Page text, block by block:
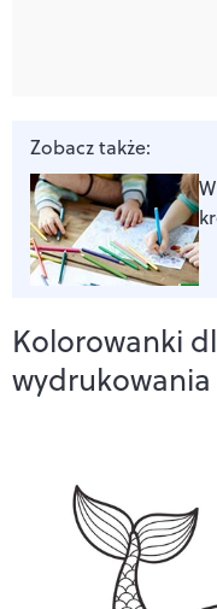
Zobacz także:
Kolorowanki